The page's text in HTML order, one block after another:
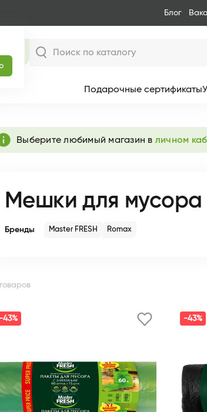
Блог
Подарочные сертификаты
Выберите любимый магазин в личном
Мешки для мусора
Бренды Master FRESH Romax
-43% -43%